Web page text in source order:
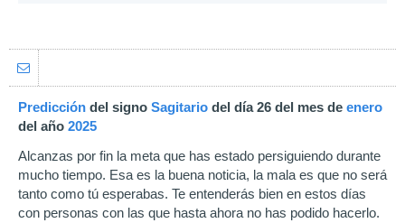
Predicción del signo Sagitario del día 26 del mes de enero
del año 2025
Alcanzas por fin la meta que has estado persiguiendo durante
mucho tiempo. Esa es la buena noticia, la mala es que no será
tanto como tú esperabas. Te entenderás bien en estos días
con personas con las que hasta ahora no has podido hacerlo.